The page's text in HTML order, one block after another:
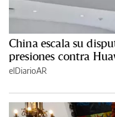
China escala su
presiones contra
elDiarioAR